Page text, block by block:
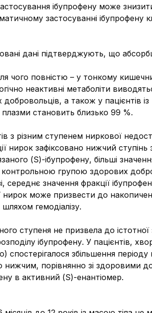
ібупрофену може
застосуванні ібупрофену
дані підтверджують, що
чого повністю – у тонкому
неактивні метаболіти
а також у пацієнтів із
становить близько 99 %.
з різним ступенем ниркової
зафіксовано нижчий ступінь
(S)-ібупрофену, більші
контрольною групою здорових
середнє значення фракції
може призвести до
гемодіалізу.
ступеня не призвела до істотної
ібупрофену. У пацієнтів,
збільшення періоду
нижчим, порівнянно зі здоровими
в активний (S)-енантіомер.